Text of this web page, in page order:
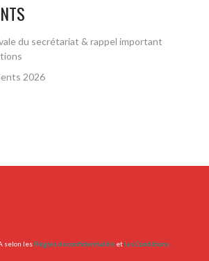
du secrétariat & rappel important
2026
selon les Règles de confidentialité et les Conditions